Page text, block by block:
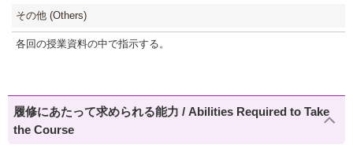
その他 (Others)
各回の授業資料の中で指示する。
履修にあたって求められる能力 / Abilities Required to Take
the Course